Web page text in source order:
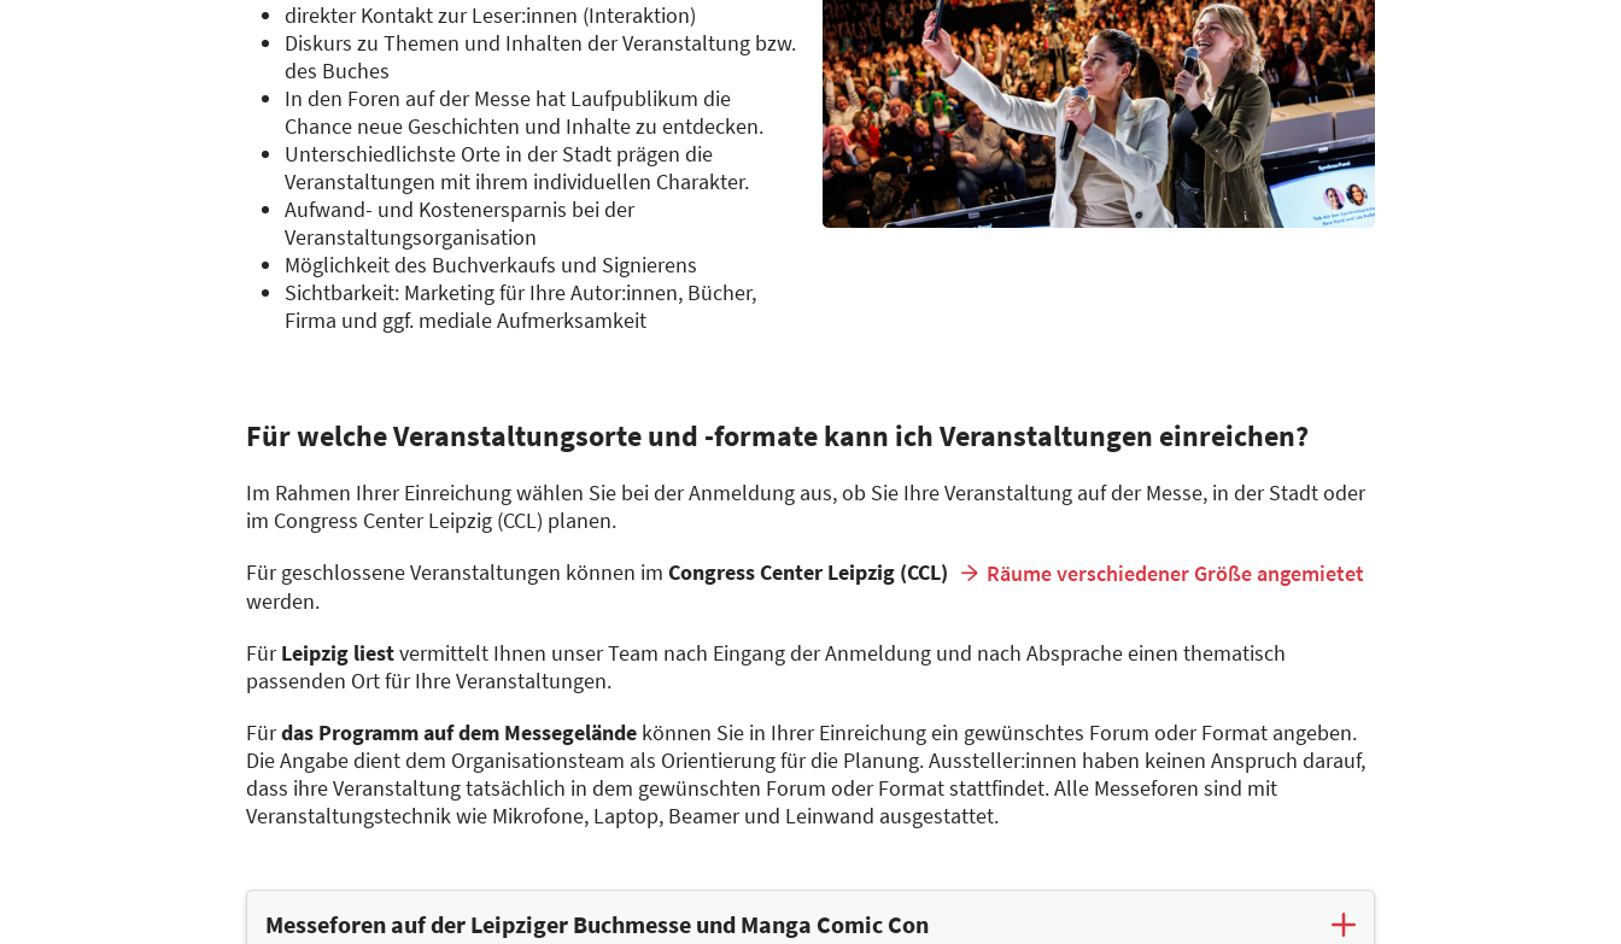
direkter Kontakt zur Leser:innen (Interaktion)
Diskurs zu Themen und Inhalten der Veranstaltung bzw.
des Buches
In den Foren auf der Messe hat Laufpublikum die
Chance neue Geschichten und Inhalte zu entdecken.
Unterschiedlichste Orte in der Stadt prägen die
Veranstaltungen mit ihrem individuellen Charakter.
Aufwand- und Kostenersparnis bei der
Veranstaltungsorganisation
Möglichkeit des Buchverkaufs und Signierens
Sichtbarkeit: Marketing für Ihre Autor:innen, Bücher,
Firma und ggf. mediale Aufmerksamkeit
Für welche Veranstaltungsorte und -formate kann ich Veranstaltungen einreichen?
Im Rahmen Ihrer Einreichung wählen Sie bei der Anmeldung aus, ob Sie Ihre Veranstaltung auf der Messe, in der Stadt oder
im Congress Center Leipzig (CCL) planen.
Für geschlossene Veranstaltungen können im Congress Center Leipzig (CCL)
Räume verschiedener Größe angemietet
werden.
FürLeipzig liestvermittelt Ihnen unser Team nach Eingang der Anmeldung und nach Absprache einen thematisch
passenden Ort für Ihre Veranstaltungen.
Fürdas Programm auf dem Messegelände können Sie in Ihrer Einreichung ein gewünschtes Forum oder Format angeben.
Die Angabe dient dem Organisationsteam als Orientierung für die Planung. Aussteller:innen haben keinen Anspruch darauf,
dass ihre Veranstaltung tatsächlich in dem gewünschten Forum oder Format stattfindet. Alle Messeforen sind mit
Veranstaltungstechnik wie Mikrofone, Laptop, Beamer und Leinwand ausgestattet.
Messeforen auf der Leipziger Buchmesse und Manga Comic Con